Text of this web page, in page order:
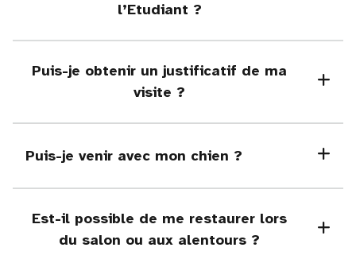
l’Etudiant ?
Puis-je obtenir un justificatif de ma
visite ?
Puis-je venir avec mon chien ?
Est-il possible de me restaurer lors
du salon ou aux alentours ?